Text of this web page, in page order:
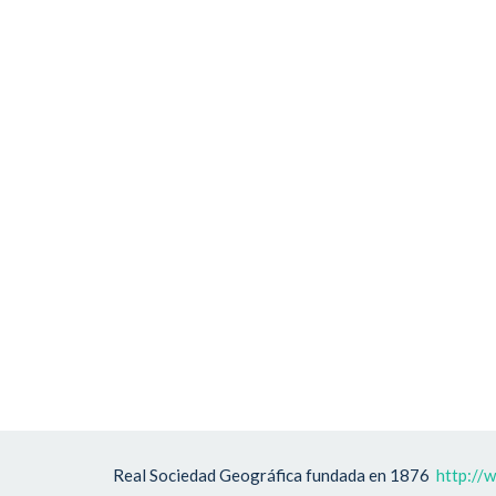
Real Sociedad Geográfica fundada en 1876 http://